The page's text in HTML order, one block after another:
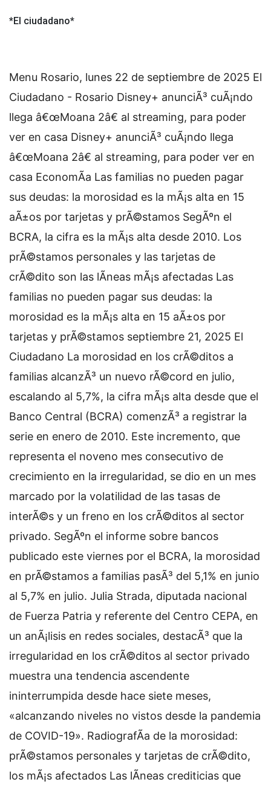
*El ciudadano*
Menu Rosario, lunes 22 de septiembre de 2025 El
Ciudadano - Rosario Disney+ anunciÃ³ cuÃ¡ndo
llega â€œMoana 2â€ al streaming, para poder
ver en casa Disney+ anunciÃ³ cuÃ¡ndo llega
â€œMoana 2â€ al streaming, para poder ver en
casa EconomÃ­a Las familias no pueden pagar
sus deudas: la morosidad es la mÃ¡s alta en 15
aÃ±os por tarjetas y prÃ©stamos SegÃºn el
BCRA, la cifra es la mÃ¡s alta desde 2010. Los
prÃ©stamos personales y las tarjetas de
crÃ©dito son las lÃ­neas mÃ¡s afectadas Las
familias no pueden pagar sus deudas: la
morosidad es la mÃ¡s alta en 15 aÃ±os por
tarjetas y prÃ©stamos septiembre 21, 2025 El
Ciudadano La morosidad en los crÃ©ditos a
familias alcanzÃ³ un nuevo rÃ©cord en julio,
escalando al 5,7%, la cifra mÃ¡s alta desde que el
Banco Central (BCRA) comenzÃ³ a registrar la
serie en enero de 2010. Este incremento, que
representa el noveno mes consecutivo de
crecimiento en la irregularidad, se dio en un mes
marcado por la volatilidad de las tasas de
interÃ©s y un freno en los crÃ©ditos al sector
privado. SegÃºn el informe sobre bancos
publicado este viernes por el BCRA, la morosidad
en prÃ©stamos a familias pasÃ³ del 5,1% en junio
al 5,7% en julio. Julia Strada, diputada nacional
de Fuerza Patria y referente del Centro CEPA, en
un anÃ¡lisis en redes sociales, destacÃ³ que la
irregularidad en los crÃ©ditos al sector privado
muestra una tendencia ascendente
ininterrumpida desde hace siete meses,
«alcanzando niveles no vistos desde la pandemia
de COVID-19». RadiografÃ­a de la morosidad:
prÃ©stamos personales y tarjetas de crÃ©dito,
los mÃ¡s afectados Las lÃ­neas crediticias que